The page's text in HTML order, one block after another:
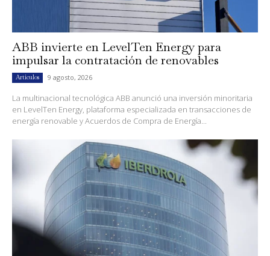
ABB invierte en LevelTen Energy para
impulsar la contratación de renovables
Artículos 9 agosto, 2026
La multinacional tecnológica ABB anunció una inversión minoritaria
en LevelTen Energy, plataforma especializada en transacciones de
energía renovable y Acuerdos de Compra de Energía...